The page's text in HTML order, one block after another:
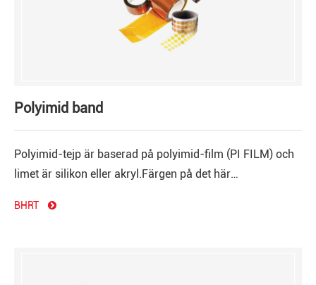
Polyimid band
Polyimid-tejp är baserad på polyimid-film (PI FILM) och
limet är silikon eller akryl.Färgen på det här
BHRT